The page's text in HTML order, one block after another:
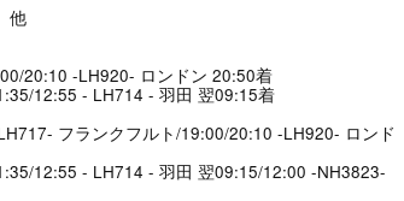
他
20:10 -LH920- ロンドン 20:50着
12:55 - LH714 - 羽田 翌09:15着
フランクフルト/19:00/20:10 -LH920- ロンド
12:55 - LH714 - 羽田 翌09:15/12:00 -NH3823-